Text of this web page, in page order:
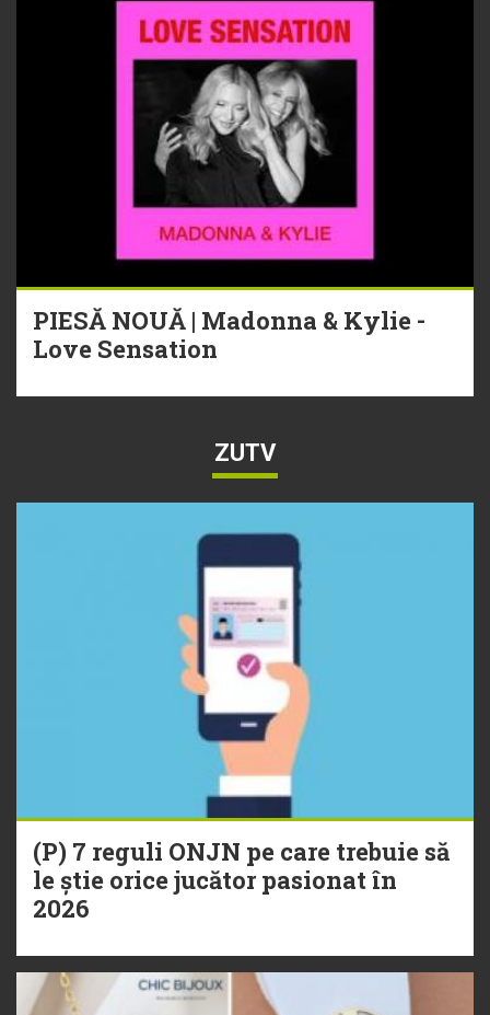
PIESĂ NOUĂ | Madonna & Kylie -
Love Sensation
ZUTV
(P) 7 reguli ONJN pe care trebuie să
le știe orice jucător pasionat în
2026